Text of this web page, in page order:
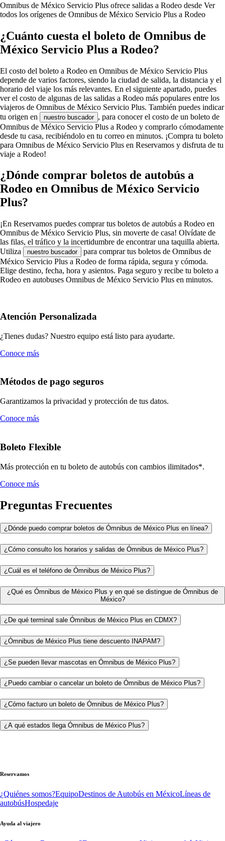
Omnibus de México Servicio Plus ofrece salidas a Rodeo desde Ver
todos los orígenes de Omnibus de México Servicio Plus a Rodeo
¿Cuánto cuesta el boleto de Omnibus de
México Servicio Plus a Rodeo?
El costo del boleto a Rodeo en Omnibus de México Servicio Plus
depende de varios factores, siendo la ciudad de salida, la distancia y el
horario del viaje los más relevantes. En el siguiente apartado, puedes
ver el costo de algunas de las salidas a Rodeo más populares entre los
viajeros de Omnibus de México Servicio Plus. También puedes indicar
tu origen en
nuestro buscador , para conocer el costo de un boleto de
Omnibus de México Servicio Plus a Rodeo y comprarlo cómodamente
desde tu casa, recibiéndolo en tu correo en minutos. ¡Compra tu boleto
para Omnibus de México Servicio Plus en Reservamos y disfruta de tu
viaje a Rodeo!
¿Dónde comprar boletos de autobús a
Rodeo en Omnibus de México Servicio
Plus?
¡En Reservamos puedes comprar tus boletos de autobús a Rodeo en
Omnibus de México Servicio Plus, sin moverte de casa! Olvídate de
las filas, el tráfico y la incertidumbre de encontrar una taquilla abierta.
Utiliza
nuestro buscador
para comprar tus boletos de Omnibus de
México Servicio Plus a Rodeo de forma rápida, segura y cómoda.
Elige destino, fecha, hora y asientos. Paga seguro y recibe tu boleto a
Rodeo en autobuses Omnibus de México Servicio Plus en minutos.
Atención Personalizada
¿Tienes dudas? Nuestro equipo está listo para ayudarte.
Conoce más
Métodos de pago seguros
Garantizamos la privacidad y protección de tus datos.
Conoce más
Boleto Flexible
Más protección en tu boleto de autobús con cambios ilimitados*.
Conoce más
Preguntas Frecuentes
¿Dónde puedo comprar boletos de Ómnibus de México Plus en línea?
¿Cómo consulto los horarios y salidas de Ómnibus de México Plus?
¿Cuál es el teléfono de Ómnibus de México Plus?
¿Qué es Ómnibus de México Plus y en qué se distingue de Ómnibus de
México?
¿De qué terminal sale Ómnibus de México Plus en CDMX?
¿Ómnibus de México Plus tiene descuento INAPAM?
¿Se pueden llevar mascotas en Ómnibus de México Plus?
¿Puedo cambiar o cancelar un boleto de Ómnibus de México Plus?
¿Cómo facturo un boleto de Ómnibus de México Plus?
¿A qué estados llega Ómnibus de México Plus?
Reservamos
¿Quiénes somos?EquipoDestinos de Autobús en MéxicoLíneas de
autobúsHospedaje
Ayuda al viajero